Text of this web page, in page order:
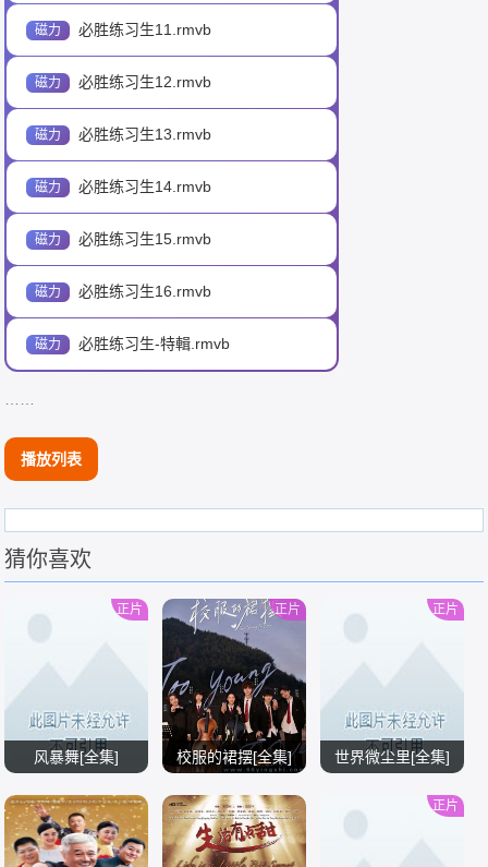
必胜练习生11.rmvb
必胜练习生12.rmvb
必胜练习生13.rmvb
必胜练习生14.rmvb
必胜练习生15.rmvb
必胜练习生16.rmvb
必胜练习生-特輯.rmvb
播放列表
猜你喜欢
风暴舞[全集]
/
正片
校服的裙摆[全集]
/
正片
世界微尘里[全集]
正片
正片